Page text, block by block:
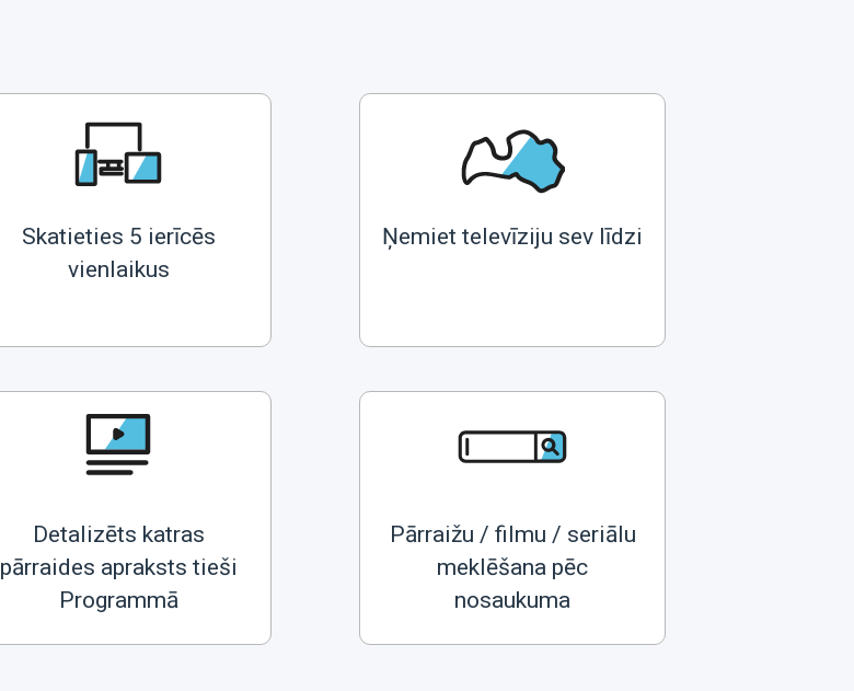
Skatieties 5 ierīcēs
vienlaikus
Ņemiet televīziju sev līdzi
Detalizēts katras
pārraides apraksts tieši
Programmā
Pārraižu / filmu / seriālu
meklēšana pēc
nosaukuma